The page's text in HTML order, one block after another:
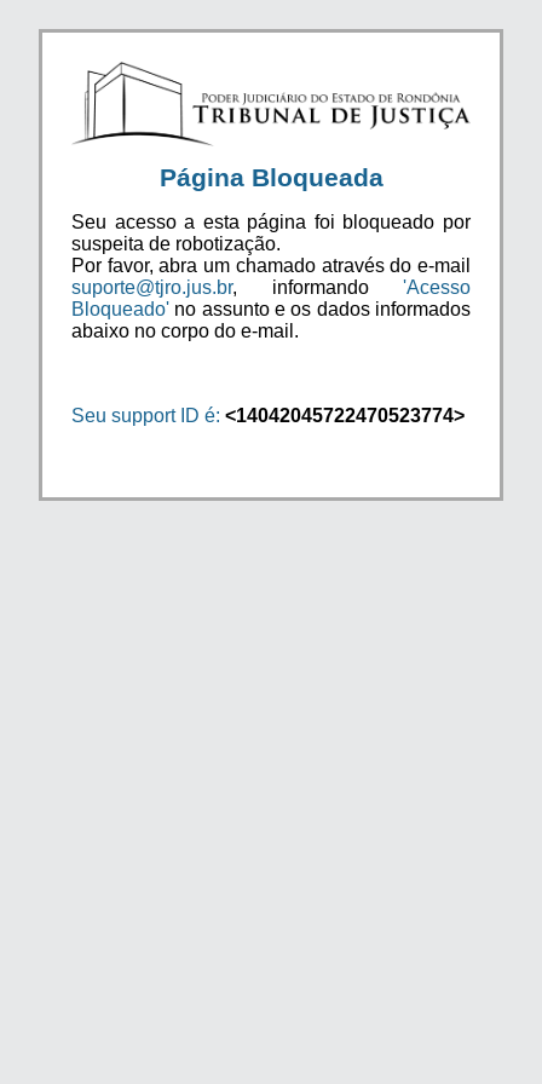
Página Bloqueada
Seu acesso a esta página foi bloqueado por
suspeita de robotização.
Por favor, abra um chamado através do e-mail
suporte@tjro.jus.br, informando 'Acesso
Bloqueado' no assunto e os dados informados
abaixo no corpo do e-mail.
Seu support ID é: <14042045722470523774>